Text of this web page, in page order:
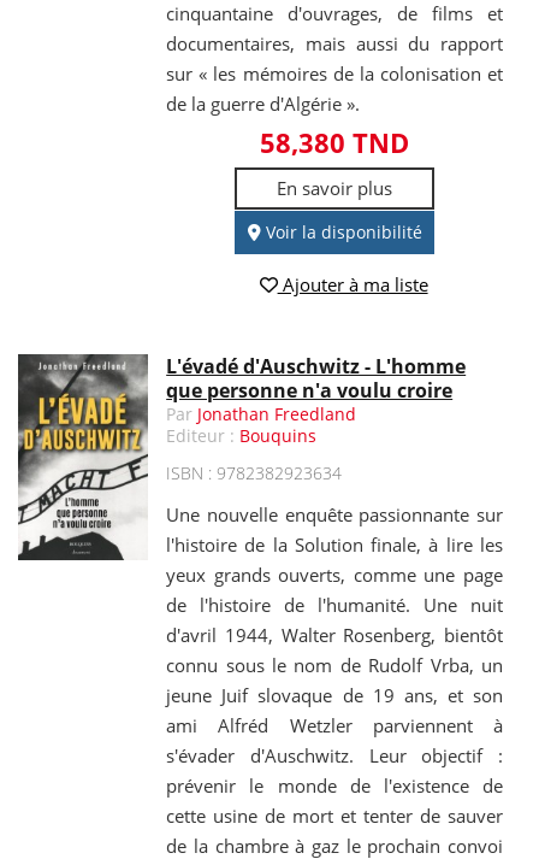
cinquantaine d'ouvrages, de films et
documentaires, mais aussi du rapport
sur « les mémoires de la colonisation et
de la guerre d'Algérie ».
58,380 TND
En savoir plus
Voir la disponibilité
Ajouter à ma liste
L'évadé d'Auschwitz - L'homme
que personne n'a voulu croire
Par Jonathan Freedland
Editeur : Bouquins
ISBN : 9782382923634
Une nouvelle enquête passionnante sur
l'histoire de la Solution finale, à lire les
yeux grands ouverts, comme une page
de l'histoire de l'humanité. Une nuit
d'avril 1944, Walter Rosenberg, bientôt
connu sous le nom de Rudolf Vrba, un
jeune Juif slovaque de 19 ans, et son
ami Alfréd Wetzler parviennent à
s'évader d'Auschwitz. Leur objectif :
prévenir le monde de l'existence de
cette usine de mort et tenter de sauver
de la chambre à gaz le prochain convoi